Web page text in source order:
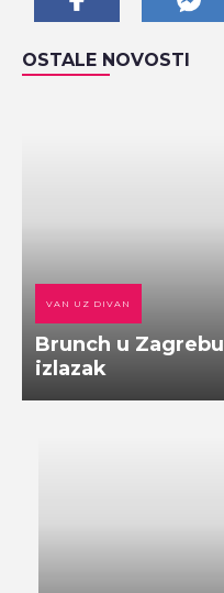
OSTALE NOVOSTI
VAN UZ DIVAN
Brunch u
izlazak